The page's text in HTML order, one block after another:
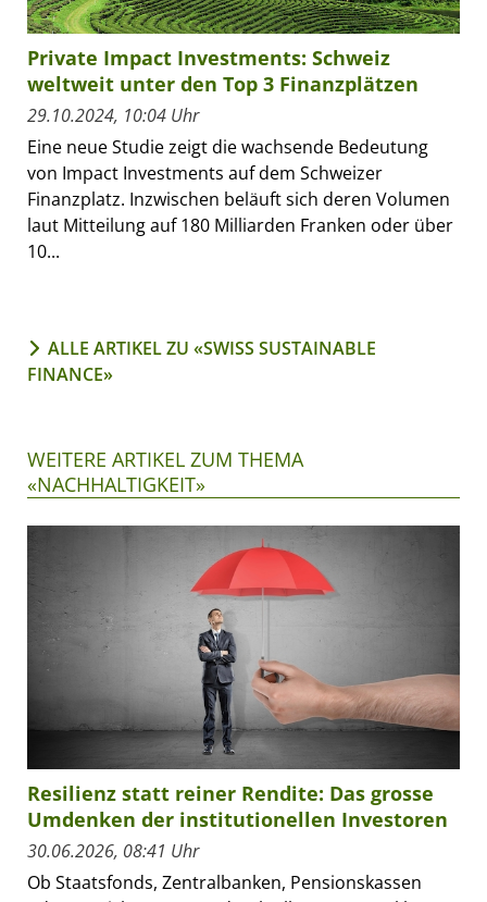
Private Impact Investments: Schweiz
weltweit unter den Top 3 Finanzplätzen
29.10.2024, 10:04 Uhr
Eine neue Studie zeigt die wachsende Bedeutung
von Impact Investments auf dem Schweizer
Finanzplatz. Inzwischen beläuft sich deren Volumen
laut Mitteilung auf 180 Milliarden Franken oder über
10...
ALLE ARTIKEL ZU «SWISS SUSTAINABLE
FINANCE»
WEITERE ARTIKEL ZUM THEMA
«NACHHALTIGKEIT»
Resilienz statt reiner Rendite: Das grosse
Umdenken der institutionellen Investoren
30.06.2026, 08:41 Uhr
Ob Staatsfonds, Zentralbanken, Pensionskassen